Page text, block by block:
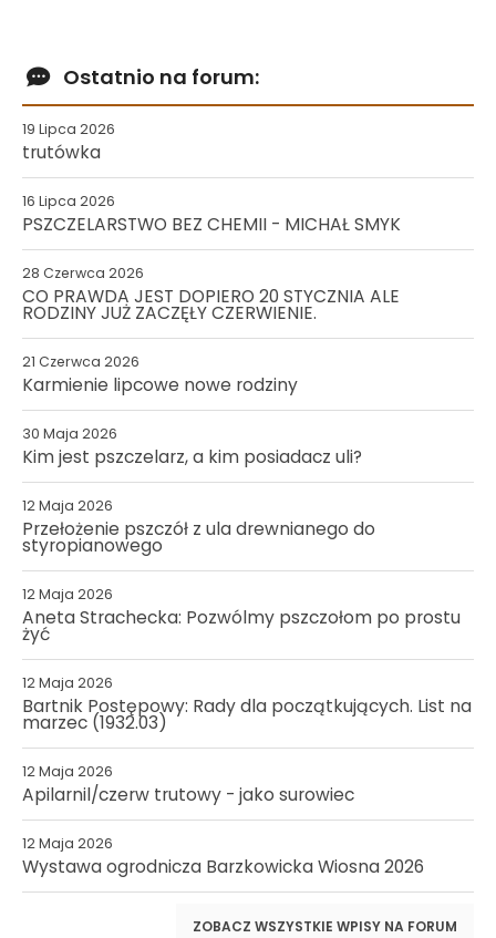
Ostatnio na forum:
19 Lipca 2026
trutówka
16 Lipca 2026
PSZCZELARSTWO BEZ CHEMII - MICHAŁ SMYK
28 Czerwca 2026
CO PRAWDA JEST DOPIERO 20 STYCZNIA ALE
RODZINY JUŻ ZACZĘŁY CZERWIENIE.
21 Czerwca 2026
Karmienie lipcowe nowe rodziny
30 Maja 2026
Kim jest pszczelarz, a kim posiadacz uli?
12 Maja 2026
Przełożenie pszczół z ula drewnianego do
styropianowego
12 Maja 2026
Aneta Strachecka: Pozwólmy pszczołom po prostu
żyć
12 Maja 2026
Bartnik Postępowy: Rady dla początkujących. List na
marzec (1932.03)
12 Maja 2026
Apilarnil/czerw trutowy - jako surowiec
12 Maja 2026
Wystawa ogrodnicza Barzkowicka Wiosna 2026
ZOBACZ WSZYSTKIE WPISY NA FORUM